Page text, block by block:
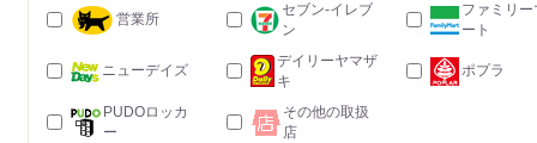
営業所
セブン-イレブ
ン
ファミリー
ート
ニューデイズ
デイリーヤマザ
キ
ポプラ
PUDOロッカ
ー
その他の取扱
店